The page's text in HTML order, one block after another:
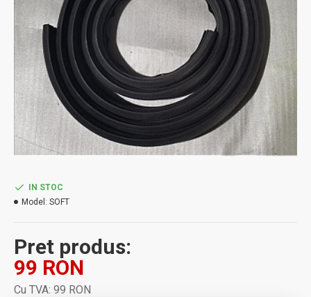
Pret produs:
99 RON
Cu TVA: 99 RON
IN STOC
Model: SOFT